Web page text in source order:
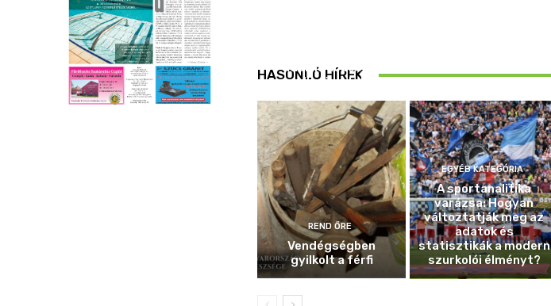
HASONLÓ HÍREK
Idén is közösen
ellenőriztek
REND ŐRE
Vendégségben
gyilkolt a férfi
EGYÉB KATEGÓRIA
A sportanalitika
varázsa: Hogyan
változtatják meg az
adatok és
statisztikák a modern
szurkolói élményt?